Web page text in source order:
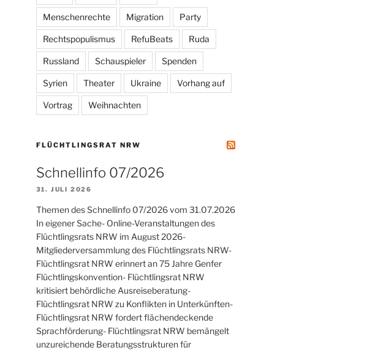
Menschenrechte Migration Party
Rechtspopulismus RefuBeats Ruda
Russland Schauspieler Spenden
Syrien Theater Ukraine Vorhang auf
Vortrag Weihnachten
FLÜCHTLINGSRAT NRW
Schnellinfo 07/2026
31. JULI 2026
Themen des Schnellinfo 07/2026 vom 31.07.2026
In eigener Sache- Online-Veranstaltungen des
Flüchtlingsrats NRW im August 2026-
Mitgliederversammlung des Flüchtlingsrats NRW-
Flüchtlingsrat NRW erinnert an 75 Jahre Genfer
Flüchtlingskonvention- Flüchtlingsrat NRW
kritisiert behördliche Ausreiseberatung-
Flüchtlingsrat NRW zu Konflikten in Unterkünften-
Flüchtlingsrat NRW fordert flächendeckende
Sprachförderung- Flüchtlingsrat NRW bemängelt
unzureichende Beratungsstrukturen für